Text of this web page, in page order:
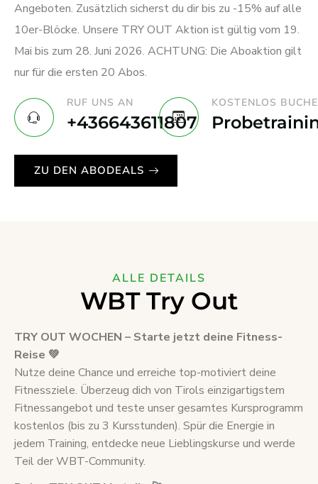
Angeboten. Zusätzlich sicherst du dir bis zu -15% auf alle
10er-Blöcke. Unsere TRY OUT Aktion ist gültig vom 19.
Mai bis zum 28. Juni 2026. ACHTUNG: Die Aboaktion gilt
nur für die ersten 20 Abos.
RUF UNS AN
+436643611807
KOSTENLOS
ZU DEN ABODEALS
ALLE DETAILS
WBT Try Out
TRY OUT WOCHEN – Starte jetzt deine Fitness-
Reise 💚
Nutze deine Chance und erreiche top-motiviert deine
Fitnessziele. Überzeug dich von Tirols einzigartigstem
Fitnessangebot und teste unser gesamtes Kursprogramm
kostenlos (bis zu 3 Kursstunden). Spür die Energie in
jedem Training, entdecke neue Lieblingskurse und werde
Teil der WBT-Community.